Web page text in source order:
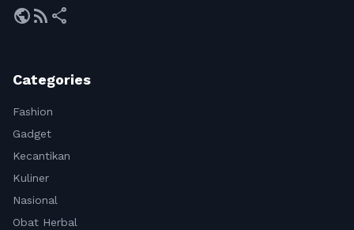
publicrss_feed share
Categories
Fashion
Gadget
Kecantikan
Kuliner
Nasional
Obat Herbal